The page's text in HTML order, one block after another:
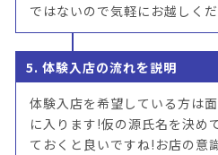
ではないので気軽にお越しくだ
5. 体験入店の流れを説明
体験入店を希望している方は
に入ります!仮の源氏名を決め
ておくと良いですね!お店の意